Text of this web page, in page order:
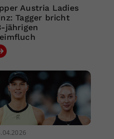
Austria Ladies
Tagger bricht
jährigen